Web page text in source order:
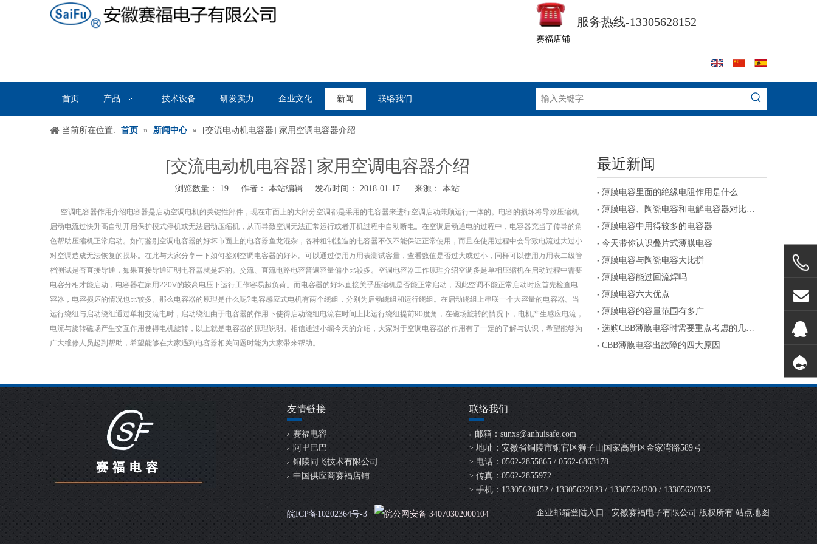
服务热线-13305628152
赛福店铺
首页 产品 技术设备 研发实力 企业文化 新闻 联络我们
当前所在位置: 首页 » 新闻中心 » [交流电动机电容器] 家用空调电容器介绍
[交流电动机电容器] 家用空调电容器介绍
浏览数量： 19 作者： 本站编辑 发布时间： 2018-01-17 来源： 本站
空调电容器作用介绍电容器是启动空调电机的关键性部件，现在市面上的大部分空调都是采用的电容器来进行空调启动兼顾运行一体的。电容的损坏将导致压缩机
启动电流过快升高自动开启保护模式停机或无法启动压缩机，从而导致空调无法正常运行或者开机过程中自动断电。在空调启动通电的过程中，电容器充当了传导的角
色帮助压缩机正常启动。如何鉴别空调电容器的好坏市面上的电容器鱼龙混杂，各种粗制滥造的电容器不仅不能保证正常使用，而且在使用过程中会导致电流过大过小
对空调造成无法恢复的损坏。在此与大家分享一下如何鉴别空调电容器的好坏。可以通过使用万用表测试容量，查看数值是否过大或过小，同样可以使用万用表二级管
档测试是否直接导通，如果直接导通证明电容器就是坏的。交流、直流电路电容普遍容量偏小比较多。空调电容器工作原理介绍空调多是单相压缩机在启动过程中需要
电容分相才能启动，电容器在家用220V的较高电压下运行工作容易超负荷。而电容器的好坏直接关乎压缩机是否能正常启动，因此空调不能正常启动时应首先检查电
容器，电容损坏的情况也比较多。那么电容器的原理是什么呢?电容感应式电机有两个绕组，分别为启动绕组和运行绕组。在启动绕组上串联一个大容量的电容器。当
运行绕组与启动绕组通过单相交流电时，启动绕组由于电容器的作用下使得启动绕组电流在时间上比运行绕组提前90度角，在磁场旋转的情况下，电机产生感应电流，
电流与旋转磁场产生交互作用使得电机旋转，以上就是电容器的原理说明。相信通过小编今天的介绍，大家对于空调电容器的作用有了一定的了解与认识，希望能够为
广大维修人员起到帮助，希望能够在大家遇到电容器相关问题时能为大家带来帮助。
最近新闻
薄膜电容里面的绝缘电阻作用是什么
薄膜电容、陶瓷电容和电解电容器对比及注意事项
薄膜电容中用得较多的电容器
今天带你认识叠片式薄膜电容
薄膜电容与陶瓷电容大比拼
薄膜电容能过回流焊吗
薄膜电容六大优点
薄膜电容的容量范围有多广
选购CBB薄膜电容时需要重点考虑的几个参数
CBB薄膜电容出故障的四大原因
友情链接
赛福电容
阿里巴巴
铜陵同飞技术有限公司
中国供应商赛福店铺
联络我们
> 邮箱： sunxs@anhuisafe.com
> 地址：安徽省铜陵市铜官区狮子山国家高新区金家湾路589号
> 电话：0562-2855865 / 0562-6863178
> 传真：0562-2855972
> 手机：13305628152 / 13305622823 / 13305624200 / 13305620325
皖ICP备10202364号-3 皖公网安备 34070302000104 企业邮箱登陆入口 安徽赛福电子有限公司 版权所有 站点地图